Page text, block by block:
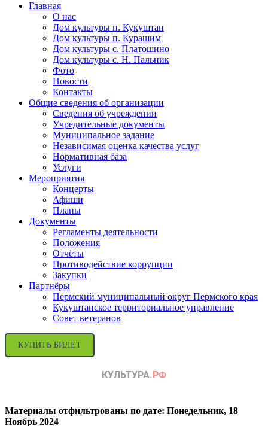
Главная
О нас
Дом культуры п. Кукуштан
Дом культуры п. Курашим
Дом культуры с. Платошино
Дом культуры с. Н. Пальник
Фото
Новости
Контакты
Общие сведения об организации
Сведения об учреждении
Учредительные документы
Муниципальное задание
Независимая оценка качества услуг
Нормативная база
Услуги
Мероприятия
Концерты
Афиши
Планы
Документы
Регламенты деятельности
Положения
Отчёты
Противодействие коррупции
Закупки
Партнёры
Пермский муниципальный округ Пермского края
Кукуштанское территориальное управление
Совет ветеранов
КУПИТЬ БИЛЕТ
Материалы отфильтрованы по дате: Понедельник, 18
Ноябрь 2024